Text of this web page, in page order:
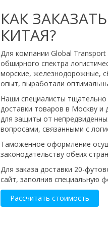
КАК
КИТАЯ?
Для компании Global Transport
обширного спектра
морские, железнодорожные,
опыт, выработали
Наши специалисты
доставки товаров в Москву и
для защиты от
вопросами, связанными с
Таможенное оформление
законодательству обеих
Для заказа доставки 20-
сайт, заполнив специальную
Рассчитать стоимость